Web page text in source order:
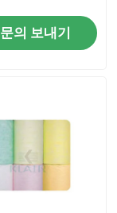
문의 보내기